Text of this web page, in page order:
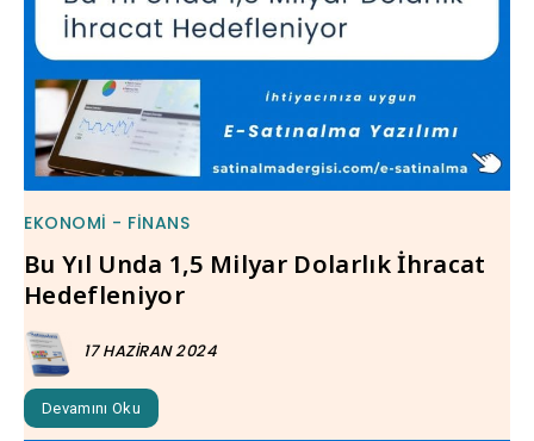
EKONOMI - FINANS
Bu Yıl Unda 1,5 Milyar Dolarlık İhracat
Hedefleniyor
17 HAZIRAN 2024
Devamını Oku